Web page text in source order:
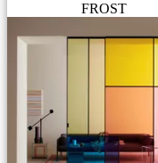
FROST